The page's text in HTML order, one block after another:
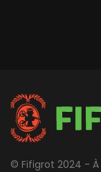
© Fifigrot 2024 -